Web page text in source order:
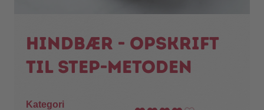
Hindbær - opskrift
til STEP-metoden
Kategori